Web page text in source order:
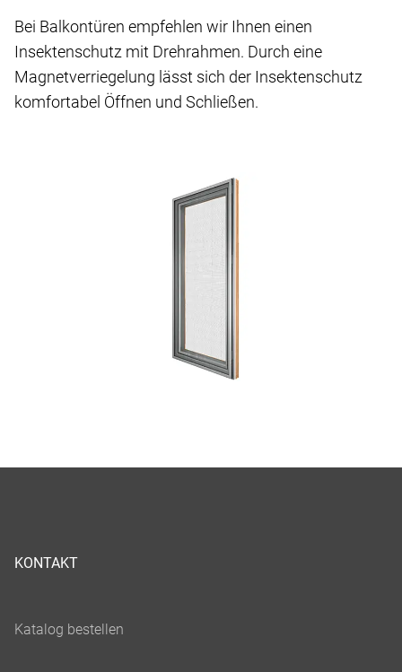
Bei Balkontüren empfehlen wir Ihnen einen
Insektenschutz mit Drehrahmen. Durch eine
Magnetverriegelung lässt sich der Insektenschutz
komfortabel Öffnen und Schließen.
KONTAKT